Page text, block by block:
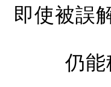
即使被誤
仍能